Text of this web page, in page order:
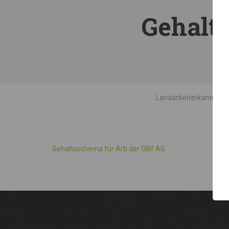
Landarbeiterkammer
Gehaltsschema für Arb der ÖBf AG